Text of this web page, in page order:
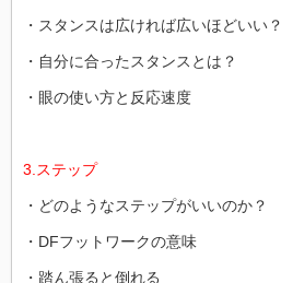
・スタンスは広ければ広いほどいい？
・自分に合ったスタンスとは？
・眼の使い方と反応速度
3.ステップ
・どのようなステップがいいのか？
・DFフットワークの意味
・踏ん張ると倒れる